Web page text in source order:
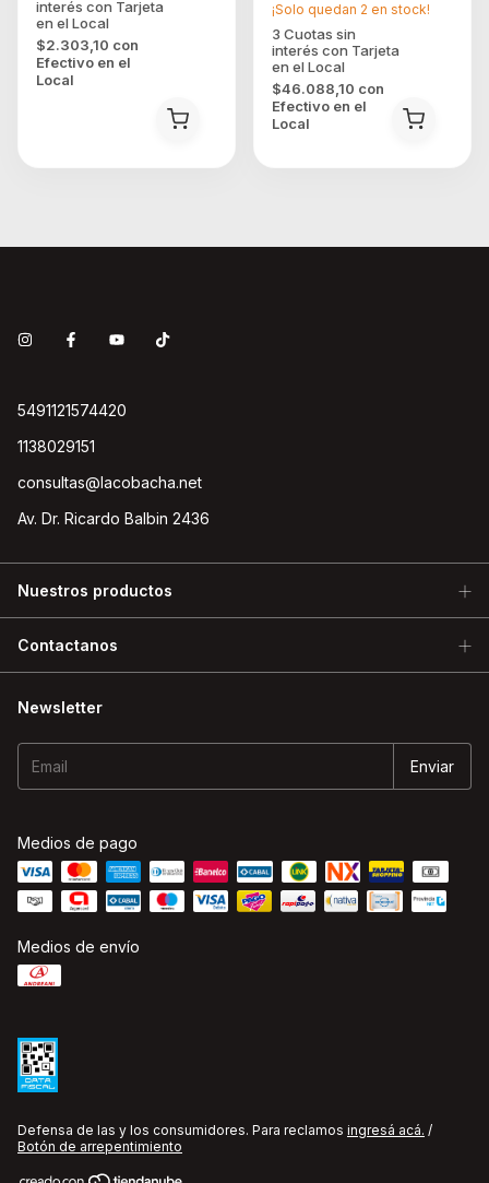
$2.303,10 con
Efectivo en el
Local
$46.088,10 con
Efectivo en el
Local
¡Solo quedan 2 en stock!
5491121574420
1138029151
consultas@lacobacha.net
Av. Dr. Ricardo Balbin 2436
Nuestros productos
Contactanos
Newsletter
Medios de pago
Medios de envío
Defensa de las y los consumidores. Para reclamos ingresá acá. /
Botón de arrepentimiento